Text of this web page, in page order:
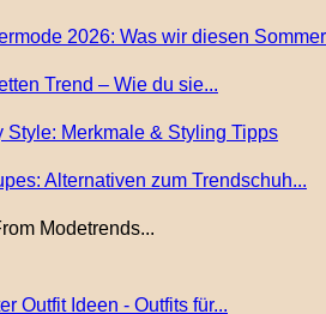
2026: Was wir diesen
Trend – Wie du sie...
Style: Merkmale & Styling Tipps
Alternativen zum Trendschuh...
Modetrends...
Outfit Ideen - Outfits für...